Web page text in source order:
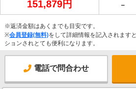
151,879円 －
※返済金額はあくまでも目安です。
※会員登録(無料)をして詳細情報を記入されます
ションされとても便利になります。
電話で問合わせ